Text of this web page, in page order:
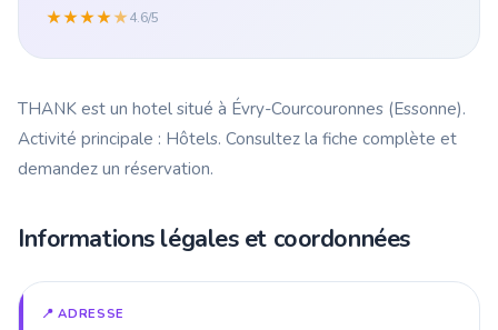
★★★★★4.6/5
THANK est un hotel situé à Évry-Courcouronnes (Essonne).
Activité principale : Hôtels. Consultez la fiche complète et
demandez un réservation.
Informations légales et coordonnées
📍 ADRESSE